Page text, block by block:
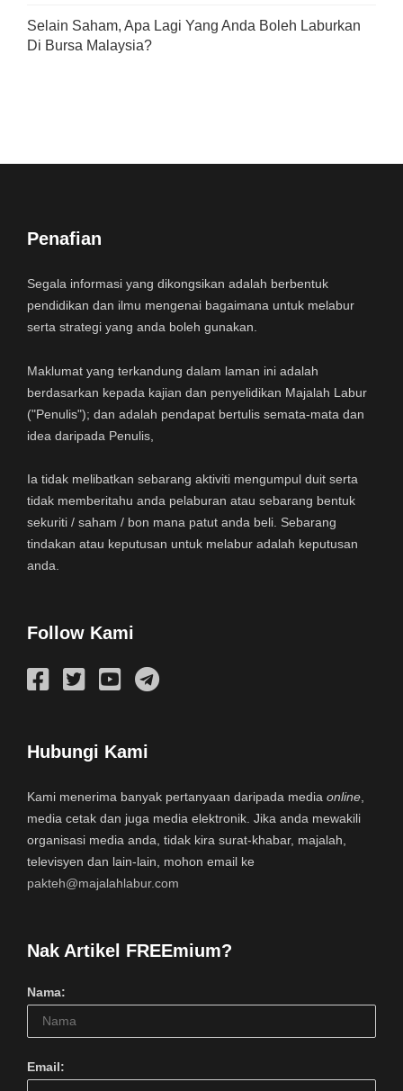
Selain Saham, Apa Lagi Yang Anda Boleh Laburkan
Di Bursa Malaysia?
Penafian
Segala informasi yang dikongsikan adalah berbentuk
pendidikan dan ilmu mengenai bagaimana untuk melabur
serta strategi yang anda boleh gunakan.
Maklumat yang terkandung dalam laman ini adalah
berdasarkan kepada kajian dan penyelidikan Majalah Labur
("Penulis"); dan adalah pendapat bertulis semata-mata dan
idea daripada Penulis,
Ia tidak melibatkan sebarang aktiviti mengumpul duit serta
tidak memberitahu anda pelaburan atau sebarang bentuk
sekuriti / saham / bon mana patut anda beli. Sebarang
tindakan atau keputusan untuk melabur adalah keputusan
anda.
Follow Kami
Hubungi Kami
Kami menerima banyak pertanyaan daripada media online
media cetak dan juga media elektronik. Jika anda mewakili
organisasi media anda, tidak kira surat-khabar, majalah,
televisyen dan lain-lain, mohon email ke
pakteh@majalahlabur.com
Nak Artikel FREEmium?
Nama:
Email: